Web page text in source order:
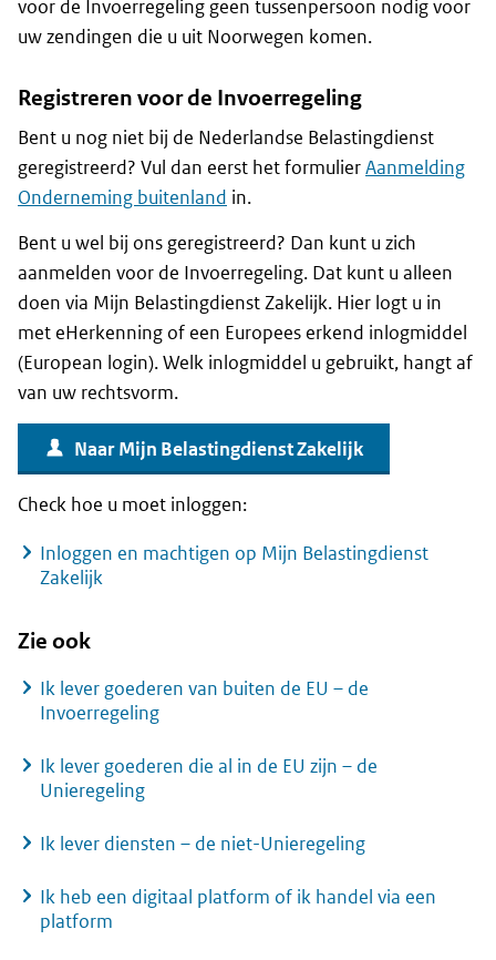
voor de Invoerregeling geen tussenpersoon nodig voor
uw zendingen die u uit Noorwegen komen.
Registreren voor de Invoerregeling
Bent u nog niet bij de Nederlandse Belastingdienst
geregistreerd? Vul dan eerst het formulierAanmelding
Onderneming buitenland in.
Bent u wel bij ons geregistreerd? Dan kunt u zich
aanmelden voor de Invoerregeling. Dat kunt u alleen
doen via Mijn Belastingdienst Zakelijk. Hier logt u in
met eHerkenning of een Europees erkend inlogmiddel
(European login). Welk inlogmiddel u gebruikt, hangt af
van uw rechtsvorm.
Naar Mijn Belastingdienst Zakelijk
Check hoe u moet inloggen:
Inloggen en machtigen op Mijn Belastingdienst
Zakelijk
Zie ook
Ik lever goederen van buiten de EU – de
Invoerregeling
Ik lever goederen die al in de EU zijn – de
Unieregeling
Ik lever diensten – de niet-Unieregeling
Ik heb een digitaal platform of ik handel via een
platform